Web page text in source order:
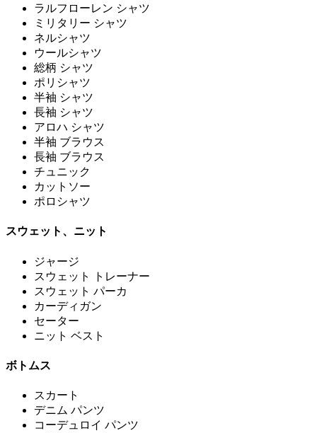
ラルフローレン シャツ
ミリタリー シャツ
ネルシャツ
ウールシャツ
総柄 シャツ
ポリシャツ
半袖 シャツ
長袖 シャツ
アロハ シャツ
半袖 ブラウス
長袖 ブラウス
チュニック
カットソー
ポロシャツ
スウェット、ニット
ジャージ
スウェット トレーナー
スウェット パーカ
カーディガン
セーター
ニット ベスト
ボトムス
スカート
デニム パンツ
コーデュロイ パンツ